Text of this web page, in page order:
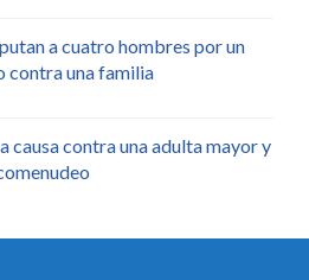
a cuatro hombres por un
contra una familia
causa contra una adulta mayor y